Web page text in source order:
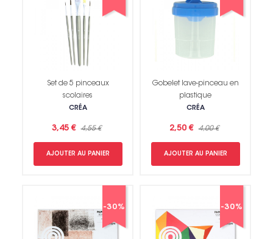
Set de 5 pinceaux
scolaires
CRÉA
3,45 € 4,55 €
AJOUTER AU PANIER
Gobelet lave-pinceau en
plastique
CRÉA
2,50 € 4,00 €
AJOUTER AU PANIER
-30% -30%